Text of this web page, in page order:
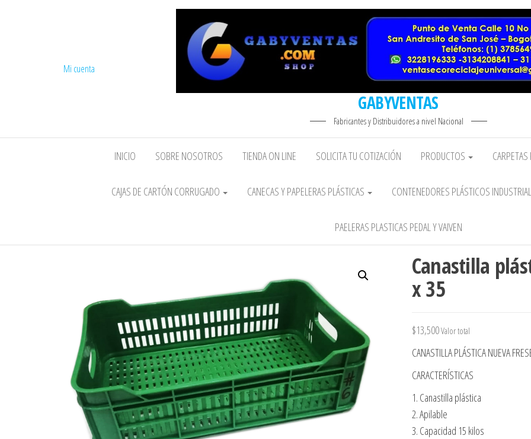
GABYVENTAS
Fabricantes y Distribuidores a nivel Nacional
Mi cuenta
INICIO SOBRE NOSOTROS TIENDA ON LINE SOLICITA TU COTIZACIÓN PRODUCTOS
CAJAS DE CARTÓN CORRUGADO CANECAS Y PAPELERAS PLÁSTICAS CONTENEDORES PLÁSTICOS
PAELERAS PLASTICAS PEDAL Y VAIVEN
Canastilla
x 35
$13,500Valor total
CANASTILLA PLÁSTICA NUEVA
CARACTERÍSTICAS
1. Canastilla plástica
2. Apilable
3. Capacidad 15 kilos